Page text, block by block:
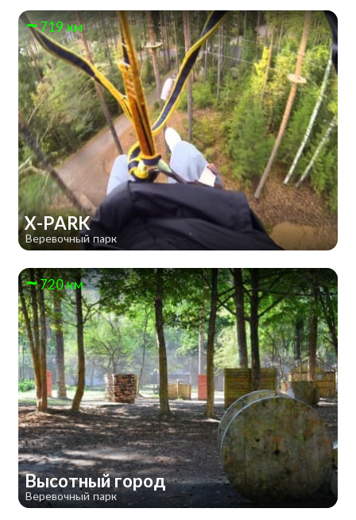
719 км
X-PARK
Веревочный парк
720 км
Высотный город
Веревочный парк